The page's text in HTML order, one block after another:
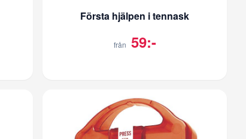
Första hjälpen i tennask
från 59:-